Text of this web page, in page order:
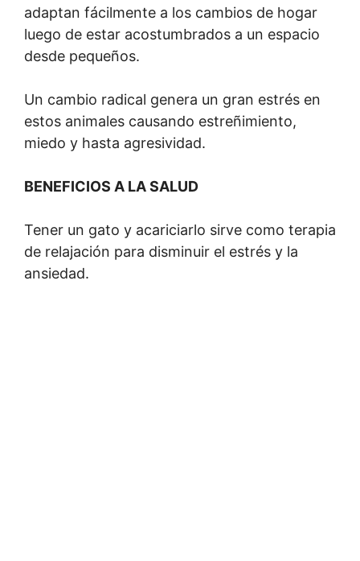
adaptan fácilmente a los cambios de hogar
luego de estar acostumbrados a un espacio
desde pequeños.
Un cambio radical genera un gran estrés en
estos animales causando estreñimiento,
miedo y hasta agresividad.
BENEFICIOS A LA SALUD
Tener un gato y acariciarlo sirve como terapia
de relajación para disminuir el estrés y la
ansiedad.